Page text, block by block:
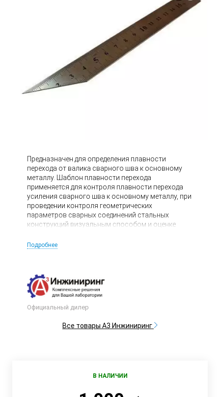
Предназначен для определения плавности
перехода от валика сварного шва к основному
металлу. Шаблон плавности перехода
применяется для контроля плавности перехода
усиления сварного шва к основному металлу, при
проведении контроля геометрических
параметров сварных соединений стальных
конструкций визуальным способом и оценке
Калибровкой.
Подробнее
Официальный дилер
Все товары А3 Инжиниринг
В НАЛИЧИИ